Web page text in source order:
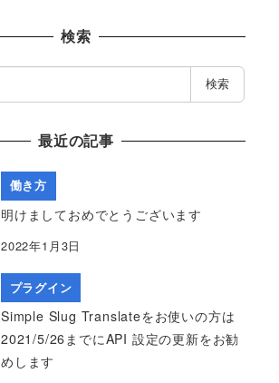
検索
検索
最近の記事
働き方
明けましておめでとうございます
2022年1月3日
プラグイン
Simple Slug Translateをお使いの方は
2021/5/26までにAPI 設定の更新をお勧
めします